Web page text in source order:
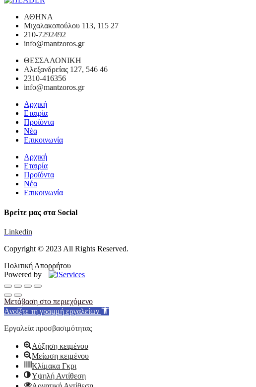
ΑΘΗΝΑ
Μιχαλακοπούλου 113, 115 27
210-7292492
info@mantzoros.gr
ΘΕΣΣΑΛΟΝΙΚΗ
Αλεξανδρείας 127, 546 46
2310-416356
info@mantzoros.gr
Αρχική
Εταιρία
Προϊόντα
Νέα
Επικοινωνία
Αρχική
Εταιρία
Προϊόντα
Νέα
Επικοινωνία
Βρείτε μας στα Social
Linkedin
Copyright © 2023 All Rights Reserved.
Πολιτική Απορρήτου
Powered by
Μετάβαση στο περιεχόμενο
Ανοίξτε τη γραμμή εργαλείων
Εργαλεία προσβασιμότητας
Αύξηση κειμένου
Μείωση κειμένου
Κλίμακα Γκρι
Υψηλή Αντίθεση